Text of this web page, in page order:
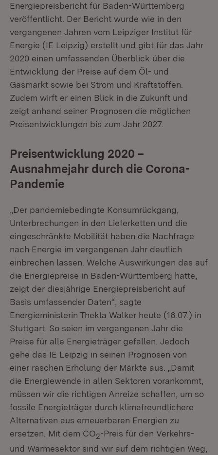
Energiepreisbericht für Baden-Württemberg
veröffentlicht. Der Bericht wurde wie in den
vergangenen Jahren vom Leipziger Institut für
Energie (IE Leipzig) erstellt und gibt für das Jahr
2020 einen umfassenden Überblick über die
Entwicklung der Preise auf dem Öl- und
Gasmarkt sowie bei Strom und Kraftstoffen.
Zudem wirft er einen Blick in die Zukunft und
zeigt anhand seiner Prognosen die möglichen
Preisentwicklungen bis zum Jahr 2027.
Preisentwicklung 2020 –
Ausnahmejahr durch die Corona-
Pandemie
„Der pandemiebedingte Konsumrückgang,
Unterbrechungen in den Lieferketten und die
eingeschränkte Mobilität haben die Nachfrage
nach Energie im vergangenen Jahr deutlich
einbrechen lassen. Welche Auswirkungen das auf
die Energiepreise in Baden-Württemberg hatte,
zeigt der diesjährige Energiepreisbericht auf
Basis umfassender Daten“, sagte
Energieministerin Thekla Walker heute (16.07.) in
Stuttgart. So seien im vergangenen Jahr die
Preise für alle Energieträger gefallen. Jedoch
gehe das IE Leipzig in seinen Prognosen von
einer raschen Erholung der Märkte aus. „Damit
die Energiewende in allen Sektoren vorankommt,
müssen wir die richtigen Anreize schaffen, um so
fossile Energieträger durch klimafreundlichere
Alternativen aus erneuerbaren Energien zu
ersetzen. Mit dem CO2-Preis für den Verkehrs-
und Wärmesektor sind wir auf dem richtigen Weg,